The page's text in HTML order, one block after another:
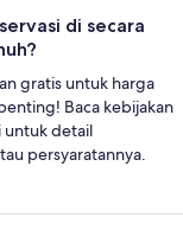
di secara
gratis untuk harga
Baca kebijakan
untuk detail
persyaratannya.